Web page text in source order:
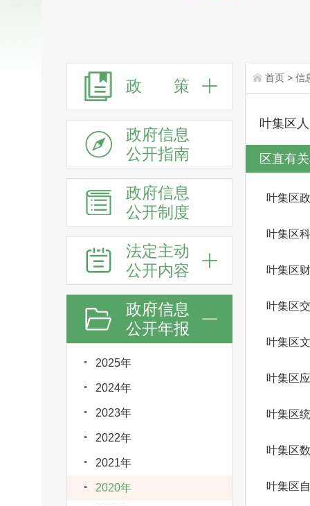
政 策
政府信息
公开指南
政府信息
公开制度
法定主动
公开内容
政府信息
公开年报
2025年
2024年
2023年
2022年
2021年
2020年
首页 > 信
叶集区
区直有
叶集区
叶集区
叶集区
叶集区
叶集区
叶集区
叶集区
叶集区